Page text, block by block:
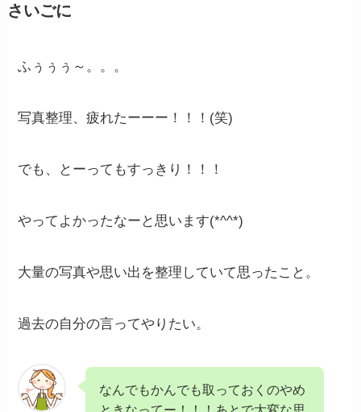
さいごに
ふぅぅぅ～。。。
写真整理、疲れたーーー！！！(笑)
でも、とーってもすっきり！！！
やってよかったなーと思います(*^^*)
大量の写真や思い出を整理していて思ったこと。
過去の自分の言ってやりたい。
なんでもかんでも取っておくのやめ